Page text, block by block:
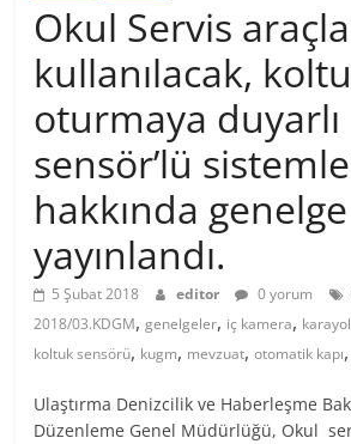
Okul Servis
kullanılacak,
oturmaya duyarlı
sensör’lü
hakkında genelge
yayınlandı.
5 Şubat 2018 editor 0 yorum
2018/03.KDGM,genelgeler, iç kamera,
koltuk sensörü, kugm, mevzuat,otomatik kapı,
Ulaştırma Denizcilik ve Haberleşme
Düzenleme Genel Müdürlüğü, Okul